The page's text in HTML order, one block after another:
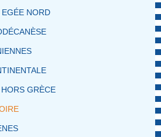
NORD
GRÈCE